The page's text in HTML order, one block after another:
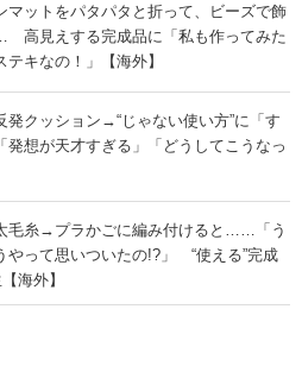
マットをパタパタと折って、ビーズで飾
高見えする完成品に「私も作ってみた
テキなの！」【海外】
発クッション→“じゃない使い方”に「す
発想が天才すぎる」「どうしてこうなっ
毛糸→プラかごに編み付けると……「う
やって思いついたの!?」 “使える”完成
海外】